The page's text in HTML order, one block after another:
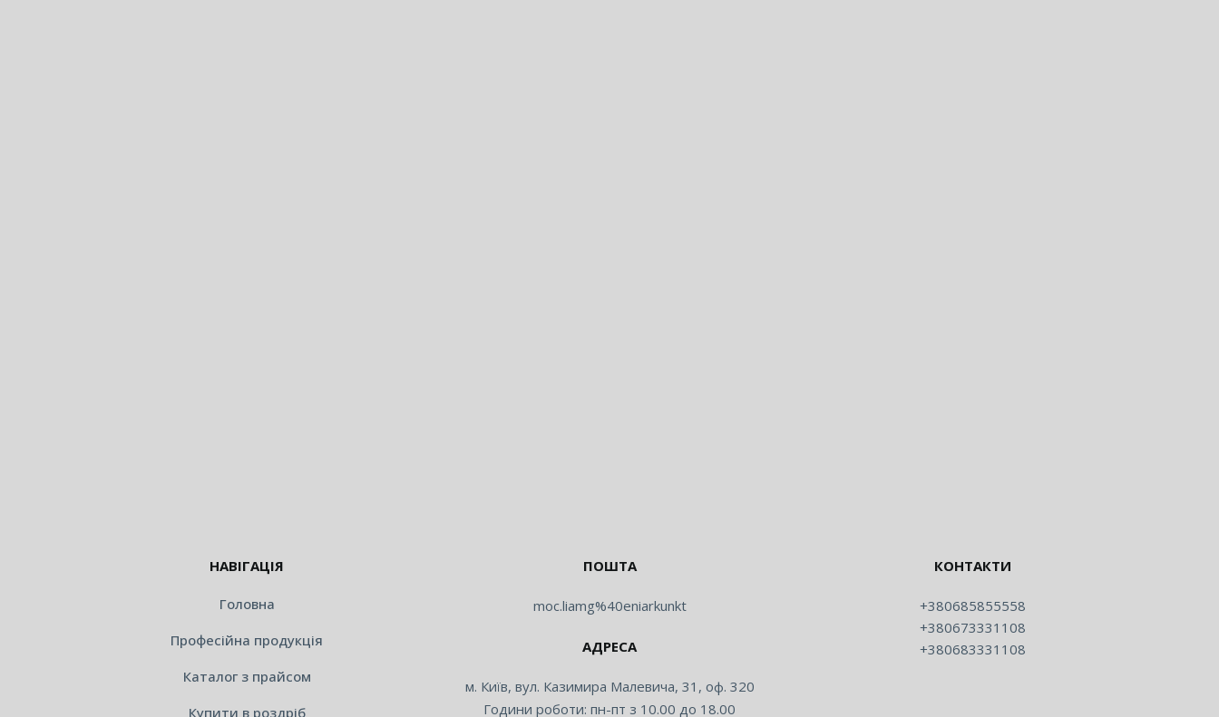
НАВІГАЦІЯ
Головна
Професійна продукція
Каталог з прайсом
Купити в роздріб
ПОШТА
moc.liamg%40eniarkunkt
АДРЕСА
м. Київ, вул. Казимира Малевича, 31, оф. 320
Години роботи: пн-пт з 10.00 до 18.00
КОНТАКТИ
+380685855558
+380673331108
+380683331108